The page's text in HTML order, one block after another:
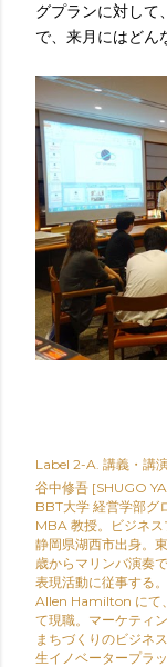
グプランに対して
で、来月にはどん
Label 2-A. 講義・講
谷中修吾 [SHUGO
BBT大学 経営学部グ
MBA 教授。ビジネス
静岡県湖西市出身。
歳からマリンバ演奏
表現活動に従事する
Allen Hamilton にて
て現職。マーケティ
まちづくりのビジネ
生イノベータープラ